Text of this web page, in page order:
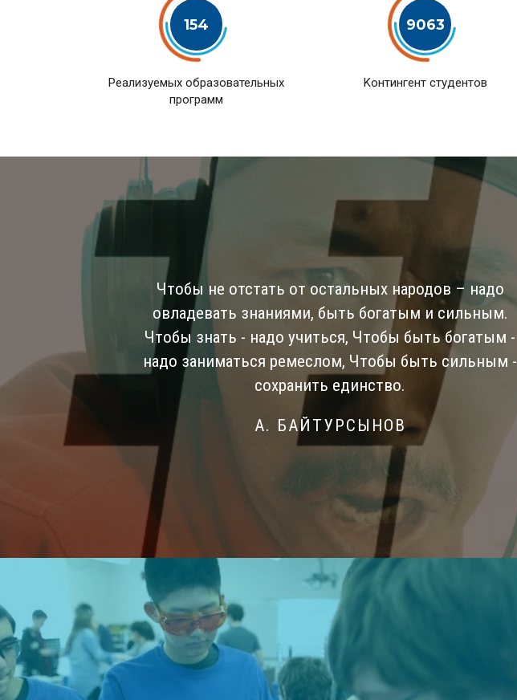
154
Pеализуемых образовательных
программ
9063
Kонтингент студентов
Чтобы не отстать от остальных народов – надо
овладевать знаниями, быть богатым и сильным.
Чтобы знать - надо учиться, Чтобы быть богатым -
надо заниматься ремеслом, Чтобы быть сильным -
сохранить единство.
А. БАЙТУРСЫНОВ